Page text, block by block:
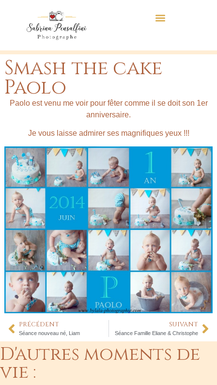
Smash the cake
Paolo
Paolo est venu me voir pour fêter comme il se doit son 1er
anniversaire.
Je vous laisse admirer ses magnifiques yeux !!!
PRÉCÉDENT
Séance nouveau né, Liam
SUIVANT
Séance Famille Eliane & Christophe
D'autres moments de
vie :